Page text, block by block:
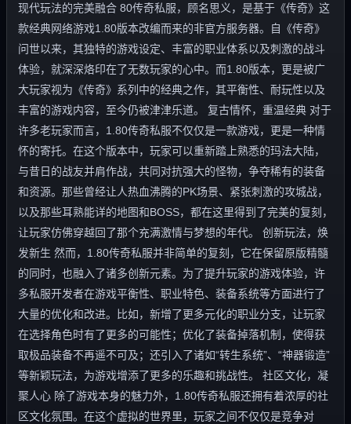
现代玩法的完美融合 80传奇私服，顾名思义，是基于《传奇》这
款经典网络游戏1.80版本改编而来的非官方服务器。自《传奇》
问世以来，其独特的游戏设定、丰富的职业体系以及刺激的战斗
体验，就深深烙印在了无数玩家的心中。而1.80版本，更是被广
大玩家视为《传奇》系列中的经典之作，其平衡性、耐玩性以及
丰富的游戏内容，至今仍被津津乐道。 复古情怀，重温经典 对于
许多老玩家而言，1.80传奇私服不仅仅是一款游戏，更是一种情
怀的寄托。在这个版本中，玩家可以重新踏上熟悉的玛法大陆，
与昔日的战友并肩作战，共同对抗强大的怪物，争夺稀有的装备
和资源。那些曾经让人热血沸腾的PK场景、紧张刺激的攻城战，
以及那些耳熟能详的地图和BOSS，都在这里得到了完美的复刻，
让玩家仿佛穿越回了那个充满激情与梦想的年代。 创新玩法，焕
发新生 然而，1.80传奇私服并非简单的复刻，它在保留原版精髓
的同时，也融入了诸多创新元素。为了提升玩家的游戏体验，许
多私服开发者在游戏平衡性、职业特色、装备系统等方面进行了
大量的优化和改进。比如，新增了更多元化的职业分支，让玩家
在选择角色时有了更多的可能性；优化了装备掉落机制，使得获
取极品装备不再遥不可及；还引入了诸如“转生系统”、“神器锻造”
等新颖玩法，为游戏增添了更多的乐趣和挑战性。 社区文化，凝
聚人心 除了游戏本身的魅力外，1.80传奇私服还拥有着浓厚的社
区文化氛围。在这个虚拟的世界里，玩家之间不仅仅是竞争对